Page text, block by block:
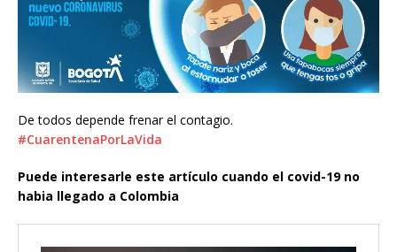
De todos depende frenar el contagio.
#CuarentenaPorLaVida
Puede interesarle este artículo cuando el covid-19 no
habia llegado a Colombia